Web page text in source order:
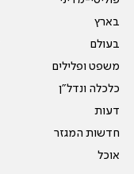
בארץ
בעולם
משפט ופלילים
כלכלה ונדל"ן
דעות
חדשות המגזר
אוכל